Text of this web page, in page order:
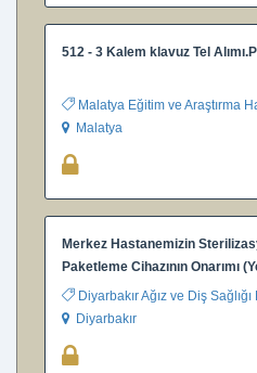
512 - 3 Kalem klavuz Tel
Malatya Eğitim ve Araştırma
Malatya
Merkez Hastanemizin
Paketleme Cihazının Onarımı
Diyarbakır Ağız ve Diş
Diyarbakır